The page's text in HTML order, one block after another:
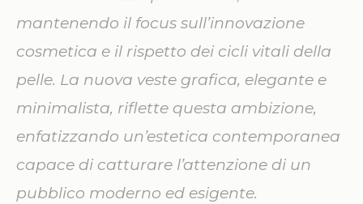
mantenendo il focus sull’innovazione
cosmetica e il rispetto dei cicli vitali della
pelle. La nuova veste grafica, elegante e
minimalista, riflette questa ambizione,
enfatizzando un’estetica contemporanea
capace di catturare l’attenzione di un
pubblico moderno ed esigente.